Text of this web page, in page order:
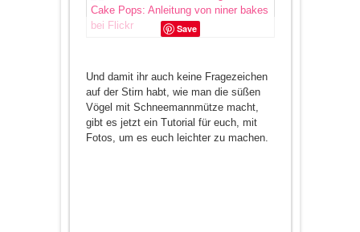
Save
Und damit ihr auch keine Fragezeichen
auf der Stirn habt, wie man die süßen
Vögel mit Schneemannmütze macht,
gibt es jetzt ein Tutorial für euch, mit
Fotos, um es euch leichter zu machen.